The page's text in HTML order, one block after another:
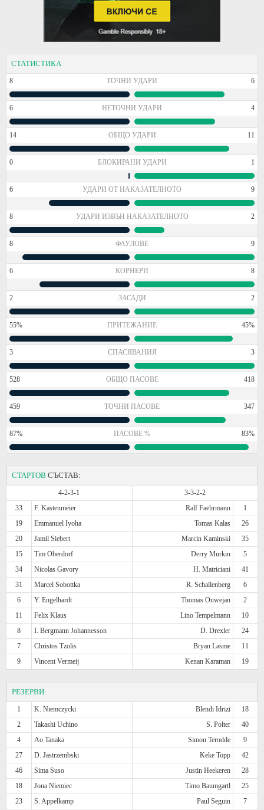
СТАТИСТИКА
8 ТОЧНИ УДАРИ 6
6 НЕТОЧНИ УДАРИ 4
14 ОБЩО УДАРИ 11
0 БЛОКИРАНИ УДАРИ 1
6 УДАРИ ОТ НАКАЗАТЕЛНОТО 9
8 УДАРИ ИЗВЪН НАКАЗАТЕЛНОТО 2
8 ФАУЛОВЕ 9
6 КОРНЕРИ 8
2 ЗАСАДИ 2
55% ПРИТЕЖАНИЕ 45%
3 СПАСЯВАНИЯ 3
528 ОБЩО ПАСОВЕ 418
459 ТОЧНИ ПАСОВЕ 347
87% ПАСОВЕ % 83%
СТАРТОВ СЪСТАВ:
4-2-3-1
3-3-2-2
33
F. Kastenmeier Ralf Faehrmann
1
19
Emmanuel Iyoha Tomas Kalas
26
20
Jamil Siebert Marcin Kaminski
35
15
Tim Oberdorf Derry Murkin
5
34
Nicolas Gavory H. Matriciani
41
31
Marcel Sobottka R. Schallenberg
6
6
Y. Engelhardt Thomas Ouwejan
2
11
Felix Klaus Lino Tempelmann
10
8
I. Bergmann Johannesson D. Drexler
24
7
Christos Tzolis Bryan Lasme
11
9
Vincent Vermeij Kenan Karaman 19
РЕЗЕРВИ:
1 K. Niemczycki Blendi Idrizi
18
2
Takashi Uchino S. Polter
40
4
Ao Tanaka Simon Terodde
9
27
D. Jastrzembski Keke Topp
42
46
Sima Suso Justin Heekeren
28
18
Jona Niemiec Timo Baumgartl
25
23
S. Appelkamp Paul Seguin 7